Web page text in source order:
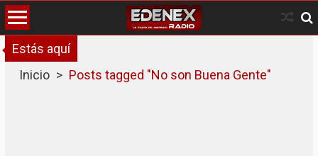
Skip
to
content
Estás aquí
Inicio > Posts tagged "No son Buena Gente"